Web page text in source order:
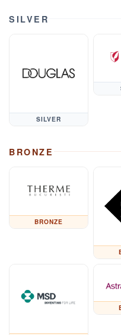
SILVER
SILVER
BRONZE
BRONZE